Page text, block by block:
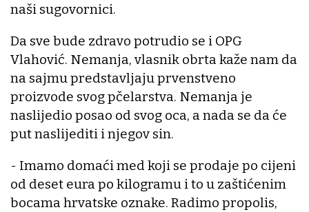
naši sugovornici.
Da sve bude zdravo potrudio se i OPG
Vlahović. Nemanja, vlasnik obrta kaže nam da
na sajmu predstavljaju prvenstveno
proizvode svog pčelarstva. Nemanja je
naslijedio posao od svog oca, a nada se da će
put naslijediti i njegov sin.
- Imamo domaći med koji se prodaje po cijeni
od deset eura po kilogramu i to u zaštićenim
bocama hrvatske oznake. Radimo propolis,